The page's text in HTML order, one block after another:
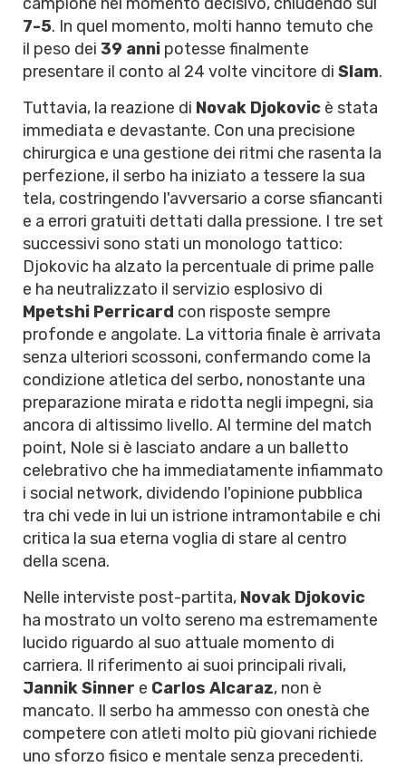
7-5. In quel momento, molti hanno temuto che
il peso dei 39 anni potesse finalmente
presentare il conto al 24 volte vincitore di Slam.
Tuttavia, la reazione di Novak Djokovic è stata
immediata e devastante. Con una precisione
chirurgica e una gestione dei ritmi che rasenta la
perfezione, il serbo ha iniziato a tessere la sua
tela, costringendo l'avversario a corse sfiancanti
e a errori gratuiti dettati dalla pressione. I tre set
successivi sono stati un monologo tattico:
Djokovic ha alzato la percentuale di prime palle
e ha neutralizzato il servizio esplosivo di
Mpetshi Perricard con risposte sempre
profonde e angolate. La vittoria finale è arrivata
senza ulteriori scossoni, confermando come la
condizione atletica del serbo, nonostante una
preparazione mirata e ridotta negli impegni, sia
ancora di altissimo livello. Al termine del match
point, Nole si è lasciato andare a un balletto
celebrativo che ha immediatamente infiammato
i social network, dividendo l'opinione pubblica
tra chi vede in lui un istrione intramontabile e chi
critica la sua eterna voglia di stare al centro
della scena.
Nelle interviste post-partita, Novak Djokovic
ha mostrato un volto sereno ma estremamente
lucido riguardo al suo attuale momento di
carriera. Il riferimento ai suoi principali rivali,
Jannik Sinner e Carlos Alcaraz, non è
mancato. Il serbo ha ammesso con onestà che
competere con atleti molto più giovani richiede
uno sforzo fisico e mentale senza precedenti.